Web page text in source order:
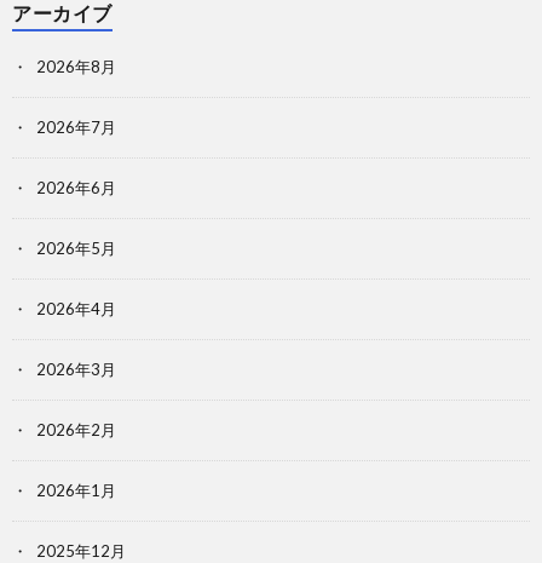
アーカイブ
2026年8月
2026年7月
2026年6月
2026年5月
2026年4月
2026年3月
2026年2月
2026年1月
2025年12月